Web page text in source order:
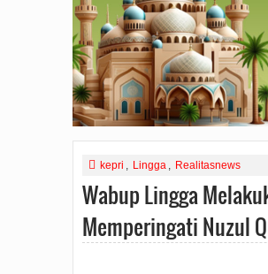
kepri , Lingga , Realitasnews
Wabup Lingga
Memperingati Nuzul